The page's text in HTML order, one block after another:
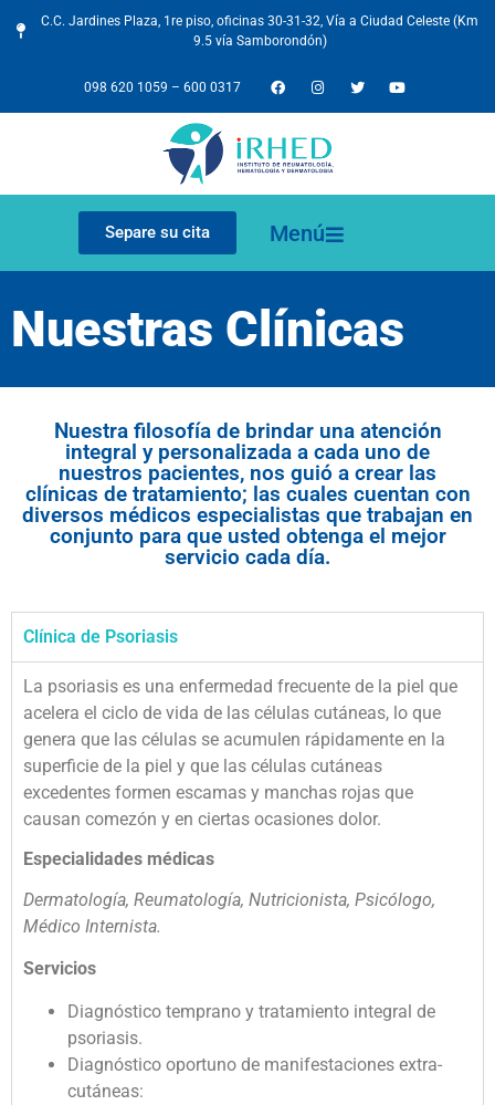
C.C. Jardines Plaza, 1re piso, oficinas 30-31-32, Vía a Ciudad Celeste (Km
9.5 vía Samborondón)
098 620 1059 – 600 0317
Separe su cita Menú
Nuestras Clínicas
Nuestra filosofía de brindar una atención
integral y personalizada a cada uno de
nuestros pacientes, nos guió a crear las
clínicas de tratamiento; las cuales cuentan con
diversos médicos especialistas que trabajan en
conjunto para que usted obtenga el mejor
servicio cada día.
Clínica de Psoriasis
La psoriasis es una enfermedad frecuente de la piel que
acelera el ciclo de vida de las células cutáneas, lo que
genera que las células se acumulen rápidamente en la
superficie de la piel y que las células cutáneas
excedentes formen escamas y manchas rojas que
causan comezón y en ciertas ocasiones dolor.
Especialidades médicas
Dermatología, Reumatología, Nutricionista, Psicólogo,
Médico Internista.
Servicios
Diagnóstico temprano y tratamiento integral de
psoriasis.
Diagnóstico oportuno de manifestaciones extra-
cutáneas: